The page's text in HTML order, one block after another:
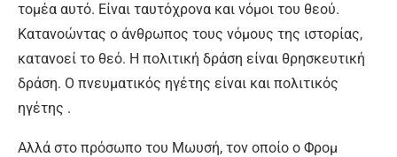
τομέα αυτό. Είναι ταυτόχρονα και νόμοι του θεού.
Κατανοώντας ο άνθρωπος τους νόμους της ιστορίας,
κατανοεί το θεό. Η πολιτική δράση είναι θρησκευτική
δράση. Ο πνευματικός ηγέτης είναι και πολιτικός
ηγέτης .
Αλλά στο πρόσωπο του Μωυσή, τον οποίο ο Φρομ